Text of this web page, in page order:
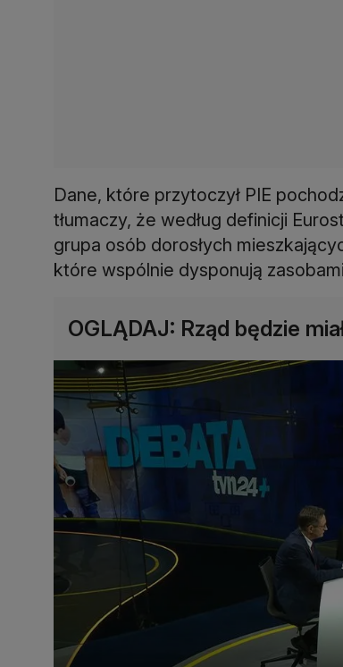
Dane, które przytoczył PIE
tłumaczy, że według definicji
grupa osób dorosłych
które wspólnie dysponują
OGLĄDAJ: Rząd będzie